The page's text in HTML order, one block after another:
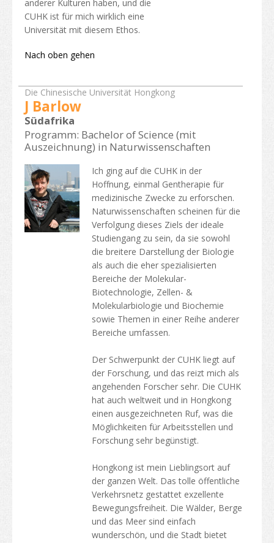
anderer Kulturen haben, und die
CUHK ist für mich wirklich eine
Universität mit diesem Ethos.
Nach oben gehen
Die Chinesische Universität Hongkong
J Barlow
Südafrika
Programm: Bachelor of Science (mit
Auszeichnung) in Naturwissenschaften
Ich ging auf die CUHK in der
Hoffnung, einmal Gentherapie für
medizinische Zwecke zu erforschen.
Naturwissenschaften scheinen für die
Verfolgung dieses Ziels der ideale
Studiengang zu sein, da sie sowohl
die breitere Darstellung der Biologie
als auch die eher spezialisierten
Bereiche der Molekular-
Biotechnologie, Zellen- &
Molekularbiologie und Biochemie
sowie Themen in einer Reihe anderer
Bereiche umfassen.
Der Schwerpunkt der CUHK liegt auf
der Forschung, und das reizt mich als
angehenden Forscher sehr. Die CUHK
hat auch weltweit und in Hongkong
einen ausgezeichneten Ruf, was die
Möglichkeiten für Arbeitsstellen und
Forschung sehr begünstigt.
Hongkong ist mein Lieblingsort auf
der ganzen Welt. Das tolle öffentliche
Verkehrsnetz gestattet exzellente
Bewegungsfreiheit. Die Wälder, Berge
und das Meer sind einfach
wunderschön, und die Stadt bietet